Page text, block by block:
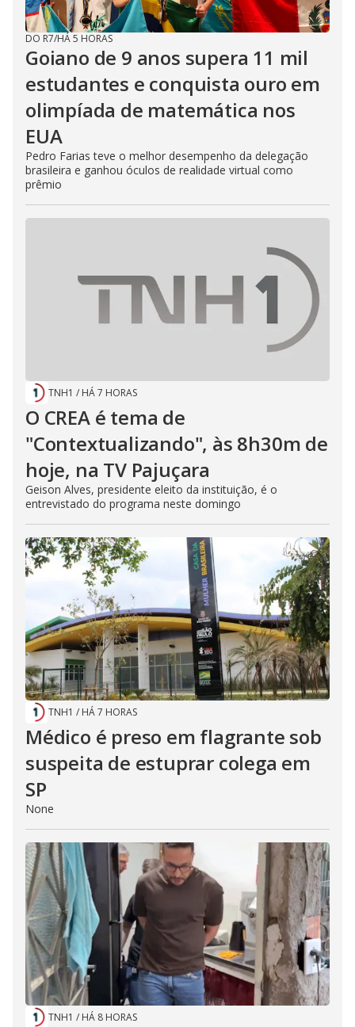
DO R7/HÁ 5 HORAS
Goiano de 9 anos supera 11 mil
estudantes e conquista ouro em
olimpíada de matemática nos
EUA
Pedro Farias teve o melhor desempenho da delegação
brasileira e ganhou óculos de realidade virtual como
prêmio
TNH1 / HÁ 7 HORAS
O CREA é tema de
"Contextualizando", às 8h30m de
hoje, na TV Pajuçara
Geison Alves, presidente eleito da instituição, é o
entrevistado do programa neste domingo
TNH1 / HÁ 7 HORAS
Médico é preso em flagrante sob
suspeita de estuprar colega em
SP
None
TNH1 / HÁ 8 HORAS